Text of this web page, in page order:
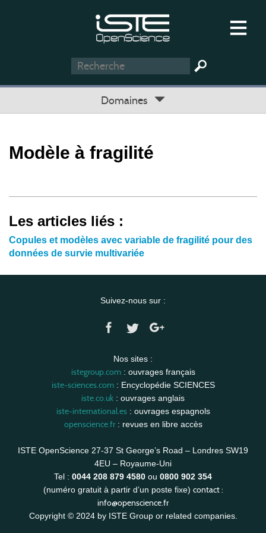
Domaines
Modèle à fragilité
Les articles liés :
Copules et modèles avec variable de fragilité pour des
données de survie multivariée
Suivez-nous sur :
Nos sites :
istegroup.com: ouvrages français
iste-sciences.com: Encyclopédie SCIENCES
iste.co.uk : ouvrages anglais
iste-international.es: ouvrages espagnols
openscience.fr: revues en libre accès
ISTE OpenScience 27-37 St George’s Road – Londres SW19
4EU – Royaume-Uni
Tel : 0044 208 879 4580 ou 0800 902 354
(numéro gratuit à partir d’un poste fixe) contact :
info@openscience.fr
Copyright © 2024 by ISTE Group or related companies.